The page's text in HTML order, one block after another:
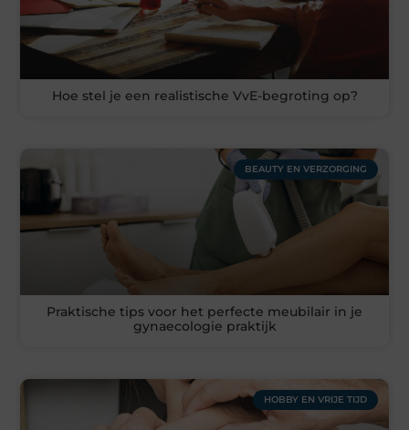
Hoe stel je een realistische VvE-begroting op?
BEAUTY EN VERZORGING
Praktische tips voor het perfecte meubilair in je
gynaecologie praktijk
HOBBY EN VRIJE TIJD